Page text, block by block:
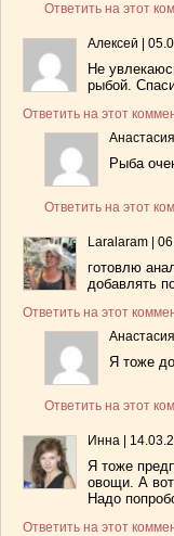
Ответить на этот
Алексей
Не
рыбой.
Ответить на этот
Анастасия
Рыба
Ответить на этот
Laralaram
готовлю
добавлять
Ответить на этот
Анастасия
Я тоже
Ответить на этот
Инна
Я тоже
овощи. А
Надо
Ответить на этот